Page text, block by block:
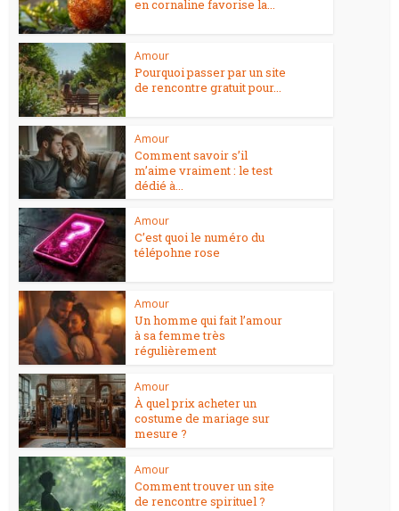
en cornaline favorise la...
Amour
Pourquoi passer par un site
de rencontre gratuit pour...
Amour
Comment savoir s’il
m’aime vraiment : le test
dédié à...
Amour
C’est quoi le numéro du
télépohne rose
Amour
Un homme qui fait l’amour
à sa femme très
régulièrement
Amour
À quel prix acheter un
costume de mariage sur
mesure ?
Amour
Comment trouver un site
de rencontre spirituel ?